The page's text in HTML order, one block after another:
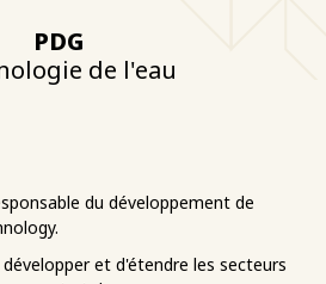
PDG
de l'eau
du développement de
et d'étendre les secteurs